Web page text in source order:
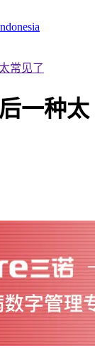
常见了
一种太